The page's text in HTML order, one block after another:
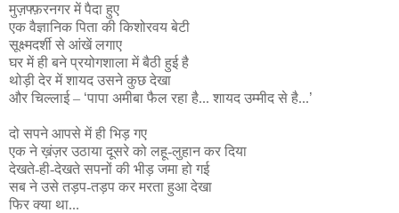
मुज़फ्फ़रनगर में पैदा हुए
एक वैज्ञानिक पिता की किशोरवय बेटी
सूक्ष्मदर्शी से आंखें लगाए
घर में ही बने प्रयोगशाला में बैठी हुई है
थोड़ी देर में शायद उसने कुछ देखा
और चिल्लाई – ‘पापा अमीबा फैल रहा है... शायद उम्मीद से है...’
दो सपने आपसे में ही भिड़ गए
एक ने ख़ंज़र उठाया दूसरे को लहू-लुहान कर दिया
देखते-ही-देखते सपनों की भीड़ जमा हो गई
सब ने उसे तड़प-तड़प कर मरता हुआ देखा
फिर क्या था...